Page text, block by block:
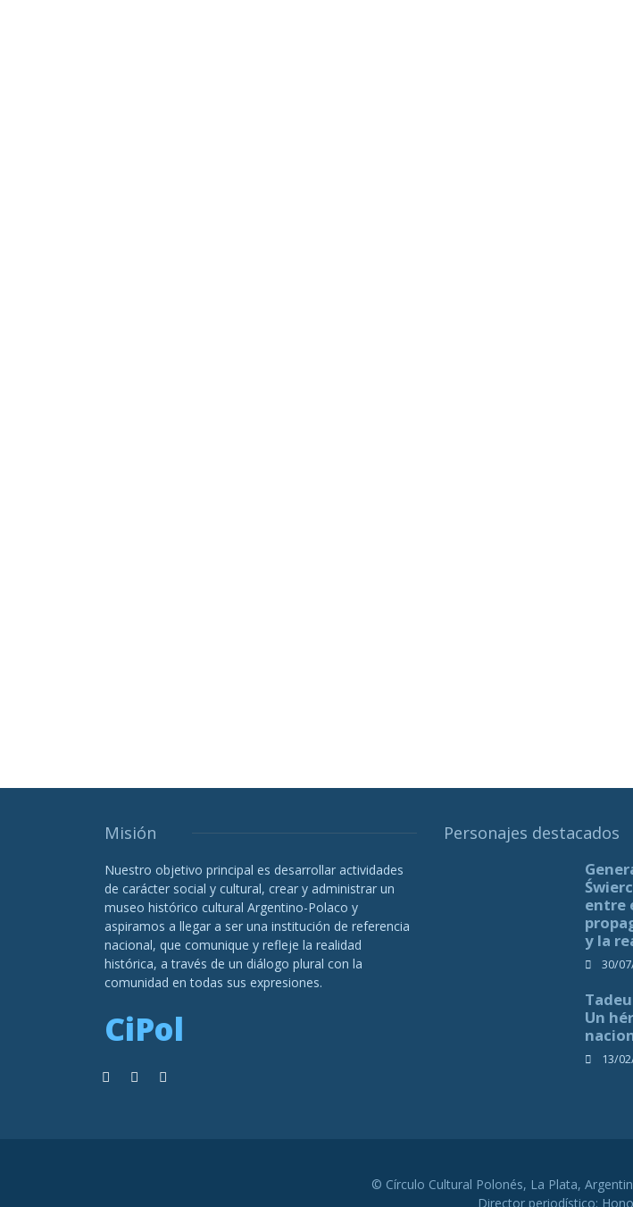
Misión
Nuestro objetivo principal es desarrollar actividades
de carácter social y cultural, crear y administrar un
museo histórico cultural Argentino-Polaco y
aspiramos a llegar a ser una institución de referencia
nacional, que comunique y refleje la realidad
histórica, a través de un diálogo plural con la
comunidad en todas sus expresiones.
CiPol
Personajes destacados
entre
y la
30/
Un
13/
© Círculo Cultural Polonés, La Plata,
Director periodístico: